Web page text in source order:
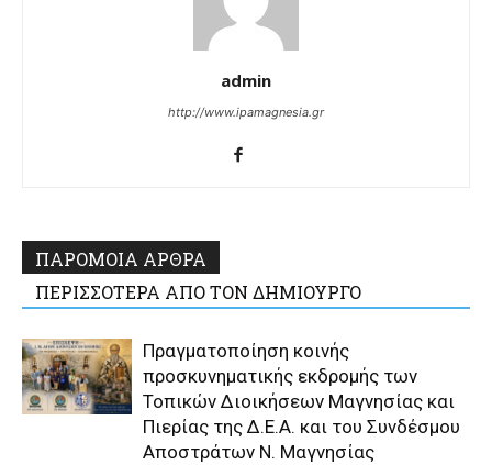
admin
http://www.ipamagnesia.gr
ΠΑΡΟΜΟΙΑ ΑΡΘΡΑ
ΠΕΡΙΣΣΟΤΕΡΑ ΑΠΟ ΤΟΝ ΔΗΜΙΟΥΡΓΟ
Πραγματοποίηση κοινής
προσκυνηματικής εκδρομής των
Τοπικών Διοικήσεων Μαγνησίας και
Πιερίας της Δ.Ε.Α. και του Συνδέσμου
Αποστράτων Ν. Μαγνησίας